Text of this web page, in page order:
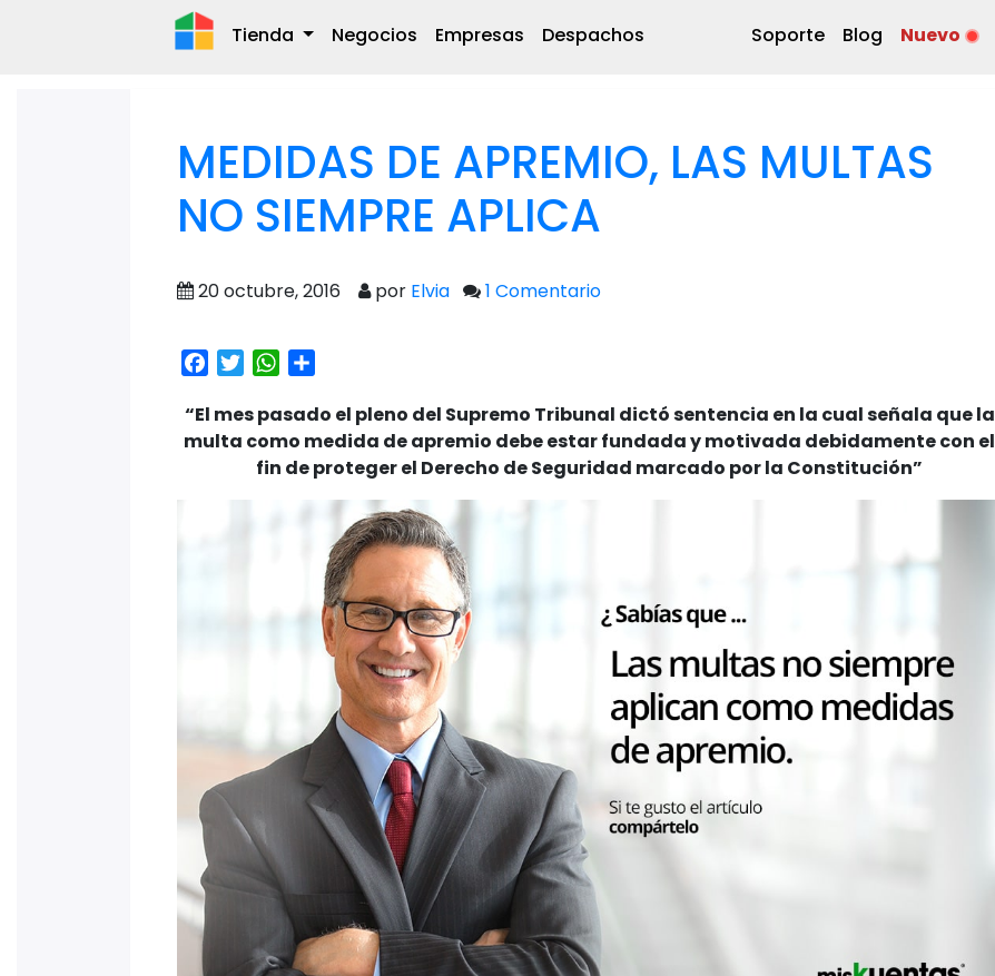
Tienda Negocios Empresas Despachos Soporte Blog Nuevo
MEDIDAS DE APREMIO, LAS MULTAS
NO SIEMPRE APLICA
20 octubre, 2016 por Elvia 1 Comentario
Facebook
TwitterWhatsApp
“El mes pasado el pleno del Supremo Tribunal dictó sentencia en la cual señala que la
multa como medida de apremio debe estar fundada y motivada debidamente con el
fin de proteger el Derecho de Seguridad marcado por la Constitución”